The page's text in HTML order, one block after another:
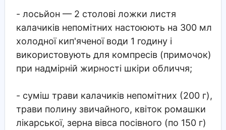
- лосьйон — 2 столові ложки листя
калачиків непомітних настоюють на 300 мл
холодної кип'яченої води 1 годину і
використовують для компресів (примочок)
при надмірній жирності шкіри обличчя;
- суміш трави калачиків непомітних (200 г),
трави полину звичайного, квіток ромашки
лікарської, зерна вівса посівного (по 150 г)